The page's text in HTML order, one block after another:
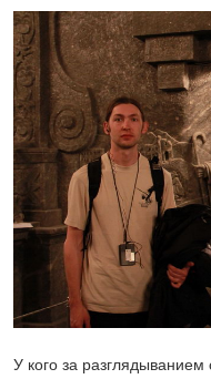
У кого за разглядыванием